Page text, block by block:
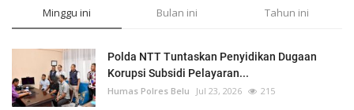
Minggu ini Bulan ini Tahun ini
Polda NTT Tuntaskan Penyidikan Dugaan
Korupsi Subsidi Pelayaran...
Humas Polres Belu Jul 23, 2026 215